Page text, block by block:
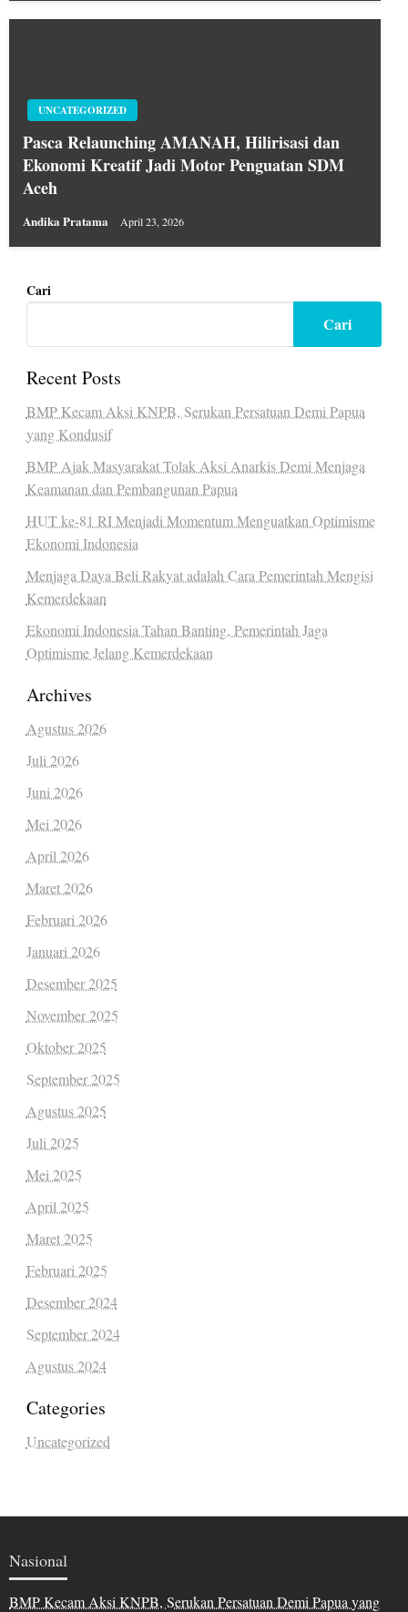
UNCATEGORIZED
Pasca Relaunching AMANAH, Hilirisasi dan
Ekonomi Kreatif Jadi Motor Penguatan SDM
Aceh
Andika Pratama April 23, 2026
Cari
Cari
Recent Posts
BMP Kecam Aksi KNPB, Serukan Persatuan Demi Papua
yang Kondusif
BMP Ajak Masyarakat Tolak Aksi Anarkis Demi Menjaga
Keamanan dan Pembangunan Papua
HUT ke-81 RI Menjadi Momentum Menguatkan Optimisme
Ekonomi Indonesia
Menjaga Daya Beli Rakyat adalah Cara Pemerintah Mengisi
Kemerdekaan
Ekonomi Indonesia Tahan Banting, Pemerintah Jaga
Optimisme Jelang Kemerdekaan
Archives
Agustus 2026
Juli 2026
Juni 2026
Mei 2026
April 2026
Maret 2026
Februari 2026
Januari 2026
Desember 2025
November 2025
Oktober 2025
September 2025
Agustus 2025
Juli 2025
Mei 2025
April 2025
Maret 2025
Februari 2025
Desember 2024
September 2024
Agustus 2024
Categories
Uncategorized
Nasional
BMP Kecam Aksi KNPB, Serukan Persatuan Demi Papua yang